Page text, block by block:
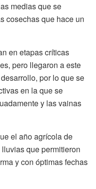
medias que se
cosechas que hace un
en etapas críticas
pero llegaron a este
por lo que se
en la que se
y las vainas
el año agrícola de
que permitieron
y con óptimas fechas